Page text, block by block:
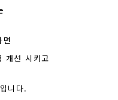
개선 시키고
니다.